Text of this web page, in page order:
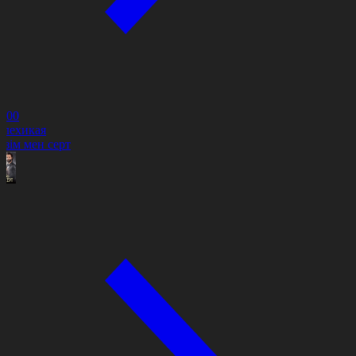
мен серт